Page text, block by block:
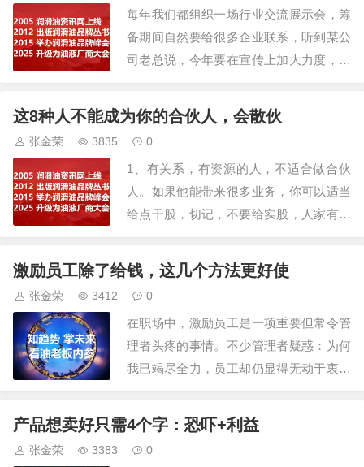
每年我们都组织一场行业交流展示会，筹
备期间自然要给很多企业联系，听到某公
司老总说，今年要在宣传上加大力度，扩
工，那么，做什么宣传呢？询问下才知
道，这个公司要做个漂亮的宣传片，然后
在多个平台投流，可是，企业连自己的网
站、官微都没有，投流后怎么落地？很多
企业的想法不…
这8种人不能成为你的合伙人，会散伙
张金荣 3835 0
1、有关系，有资源的人，不适合做合伙
人。如果他能带来很多业务，你可以适当
给点干股，切记，不要给实股，人家有人
呢？也许隔行如隔山，人家就想找个合伙
人试试水，如果投资失败，最多就是花钱
买经验，没啥损失，如果投资成功，把事
业做起来了。人品好的，还能跟你合作共
赢，人品不好的…
激励员工除了给钱，这几个方法更好使
张金荣 3412 0
在职场中，激励员工是一项重要但常令管
理者头疼的事情。不少管理者疑惑：为何
我已竭尽全力，员工却仍显得无动于衷？
是金钱开道。有时候，简单的几句话就能
激发员工的工作热情，激发他们的潜能。
1、信任的力量：“我相信你能行！”作为领
产品想卖好只需4个字：恐吓+利益
张金荣 3383 0